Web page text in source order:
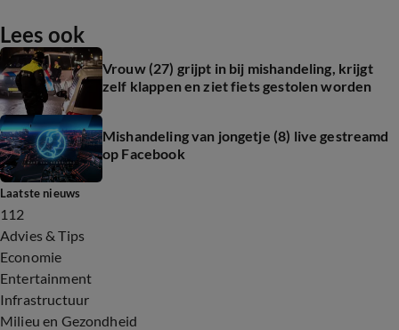
Lees ook
Vrouw (27) grijpt in bij mishandeling, krijgt
zelf klappen en ziet fiets gestolen worden
Mishandeling van jongetje (8) live gestreamd
op Facebook
Laatste nieuws
112
Advies & Tips
Economie
Entertainment
Infrastructuur
Milieu en Gezondheid